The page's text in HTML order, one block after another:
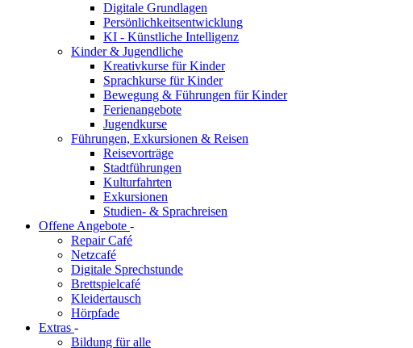
Digitale Grundlagen
Persönlichkeitsentwicklung
KI - Künstliche Intelligenz
Kinder & Jugendliche
Kreativkurse für Kinder
Sprachkurse für Kinder
Bewegung & Führungen für Kinder
Ferienangebote
Jugendkurse
Führungen, Exkursionen & Reisen
Reisevorträge
Stadtführungen
Kulturfahrten
Exkursionen
Studien- & Sprachreisen
Offene Angebote -
Repair Café
Netzcafé
Digitale Sprechstunde
Brettspielcafé
Kleidertausch
Hörpfade
Extras -
Bildung für alle